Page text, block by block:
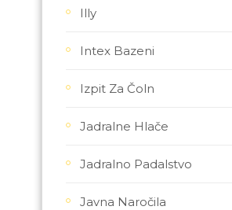
Illy
Intex Bazeni
Izpit Za Čoln
Jadralne Hlače
Jadralno Padalstvo
Javna Naročila